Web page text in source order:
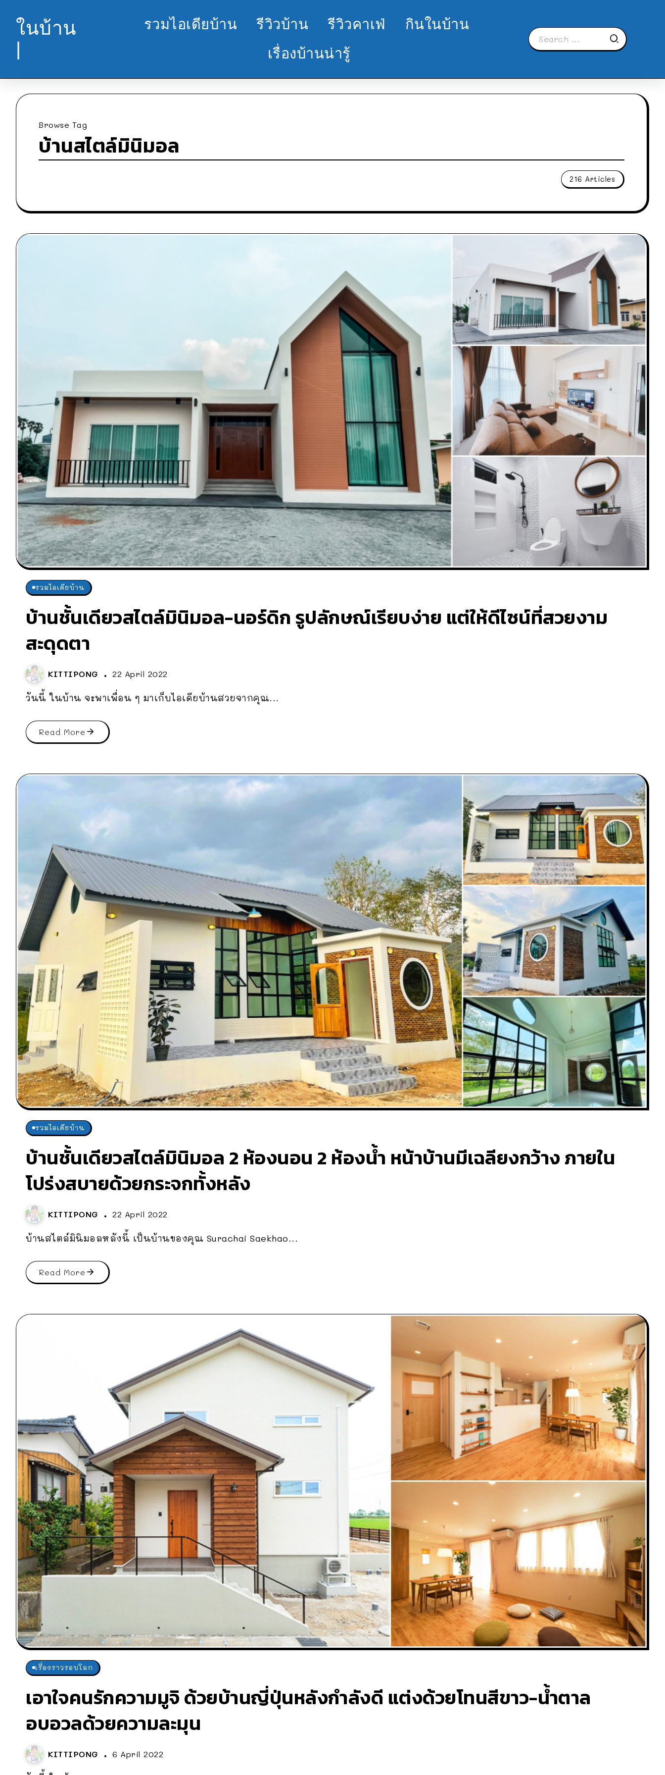
ในบ้าน
|
รวมไอเดียบ้าน รีวิวบ้าน รีวิวคาเฟ่
กินในบ้าน
เรื่องบ้านน่ารู้
Browse Tag
บ้านสไตล์มินิมอล
216 Articles
รวมไอเดียบ้าน
บ้านชั้นเดียวสไตล์มินิมอล-นอร์ดิก รูปลักษณ์เรียบง่าย แต่ให้ดีไซน์ที่สวยงาม
สะดุดตา
KITTIPONG 22 April 2022
วันนี้ ในบ้าน จะพาเพื่อน ๆ มาเก็บไอเดียบ้านสวยจากคุณ...
Read More
รวมไอเดียบ้าน
บ้านชั้นเดียวสไตล์มินิมอล 2 ห้องนอน 2 ห้องน้ำ หน้าบ้านมีเฉลียงกว้าง ภายใน
โปร่งสบายด้วยกระจกทั้งหลัง
KITTIPONG 22 April 2022
บ้านสไตล์มินิมอลหลังนี้ เป็นบ้านของคุณ Surachai Saekhao...
Read More
เรื่องราวรอบโลก
เอาใจคนรักความมูจิ ด้วยบ้านญี่ปุ่นหลังกำลังดี แต่งด้วยโทนสีขาว-น้ำตาล
อบอวลด้วยความละมุน
KITTIPONG 6 April 2022